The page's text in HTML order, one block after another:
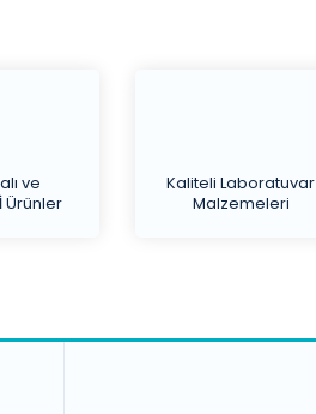
ve
Ürünler
Kaliteli Laboratuvar
Malzemeleri